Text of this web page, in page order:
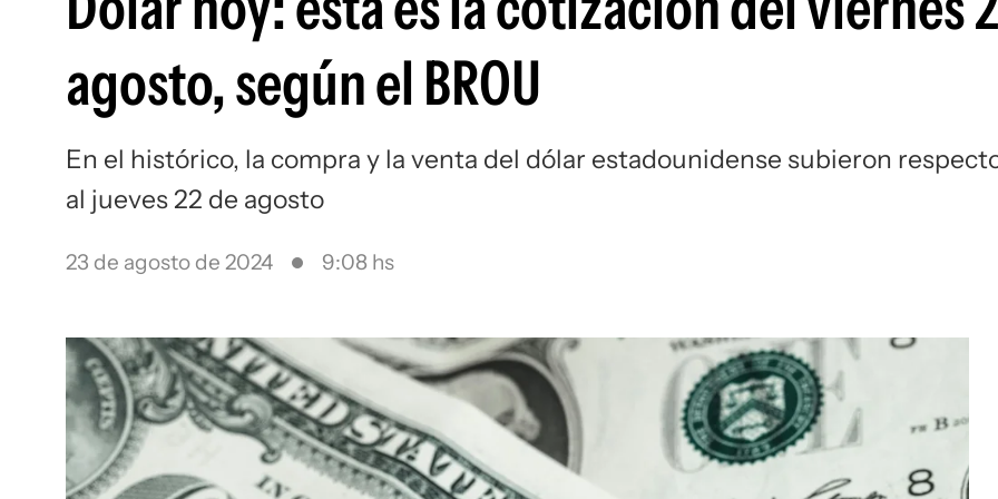
agosto, según el BROU
En el histórico, la compra y la venta del dólar estadounidense subieron
al jueves 22 de agosto
23 de agosto de 2024 9:08 hs